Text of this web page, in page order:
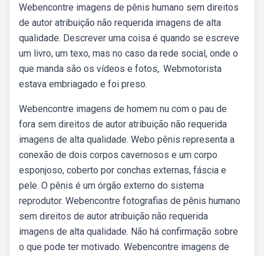
Webencontre imagens de pênis humano sem direitos
de autor atribuição não requerida imagens de alta
qualidade. Descrever uma coisa é quando se escreve
um livro, um texo, mas no caso da rede social, onde o
que manda são os vídeos e fotos,. Webmotorista
estava embriagado e foi preso.
Webencontre imagens de homem nu com o pau de
fora sem direitos de autor atribuição não requerida
imagens de alta qualidade. Webo pênis representa a
conexão de dois corpos cavernosos e um corpo
esponjoso, coberto por conchas externas, fáscia e
pele. O pênis é um órgão externo do sistema
reprodutor. Webencontre fotografias de pênis humano
sem direitos de autor atribuição não requerida
imagens de alta qualidade. Não há confirmação sobre
o que pode ter motivado. Webencontre imagens de